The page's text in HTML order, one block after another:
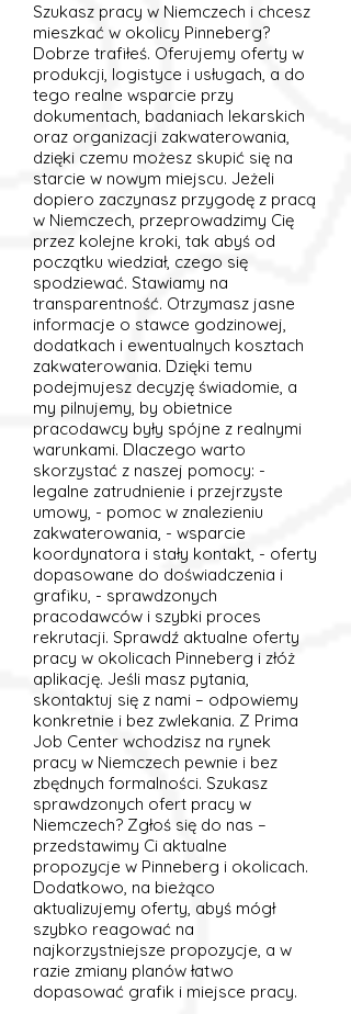
Szukasz pracy w Niemczech i chcesz
mieszkać w okolicy Pinneberg?
Dobrze trafiłeś. Oferujemy oferty w
produkcji, logistyce i usługach, a do
tego realne wsparcie przy
dokumentach, badaniach lekarskich
oraz organizacji zakwaterowania,
dzięki czemu możesz skupić się na
starcie w nowym miejscu. Jeżeli
dopiero zaczynasz przygodę z pracą
w Niemczech, przeprowadzimy Cię
przez kolejne kroki, tak abyś od
początku wiedział, czego się
spodziewać. Stawiamy na
transparentność. Otrzymasz jasne
informacje o stawce godzinowej,
dodatkach i ewentualnych kosztach
zakwaterowania. Dzięki temu
podejmujesz decyzję świadomie, a
my pilnujemy, by obietnice
pracodawcy były spójne z realnymi
warunkami. Dlaczego warto
skorzystać z naszej pomocy: -
legalne zatrudnienie i przejrzyste
umowy, - pomoc w znalezieniu
zakwaterowania, - wsparcie
koordynatora i stały kontakt, - oferty
dopasowane do doświadczenia i
grafiku, - sprawdzonych
pracodawców i szybki proces
rekrutacji. Sprawdź aktualne oferty
pracy w okolicach Pinneberg i złóż
aplikację. Jeśli masz pytania,
skontaktuj się z nami – odpowiemy
konkretnie i bez zwlekania. Z Prima
Job Center wchodzisz na rynek
pracy w Niemczech pewnie i bez
zbędnych formalności. Szukasz
sprawdzonych ofert pracy w
Niemczech? Zgłoś się do nas –
przedstawimy Ci aktualne
propozycje w Pinneberg i okolicach.
Dodatkowo, na bieżąco
aktualizujemy oferty, abyś mógł
szybko reagować na
najkorzystniejsze propozycje, a w
razie zmiany planów łatwo
dopasować grafik i miejsce pracy.